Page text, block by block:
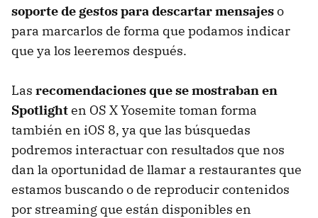
soporte de gestos para descartar mensajeso
para marcarlos de forma que podamos indicar
que ya los leeremos después.
Las recomendaciones que se mostraban en
Spotlighten OS X Yosemite toman forma
también en iOS 8, ya que las búsquedas
podremos interactuar con resultados que nos
dan la oportunidad de llamar a restaurantes que
estamos buscando o de reproducir contenidos
por streaming que están disponibles en